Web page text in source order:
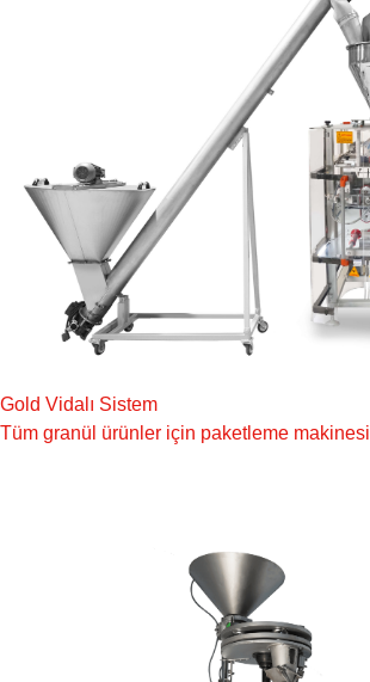
Gold Vidalı Sistem
Tüm granül ürünler için paketleme makinesi